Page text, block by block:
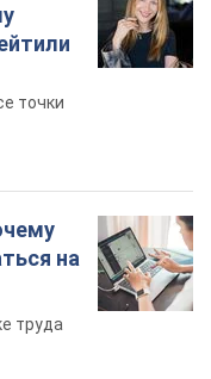
точки
на
труда